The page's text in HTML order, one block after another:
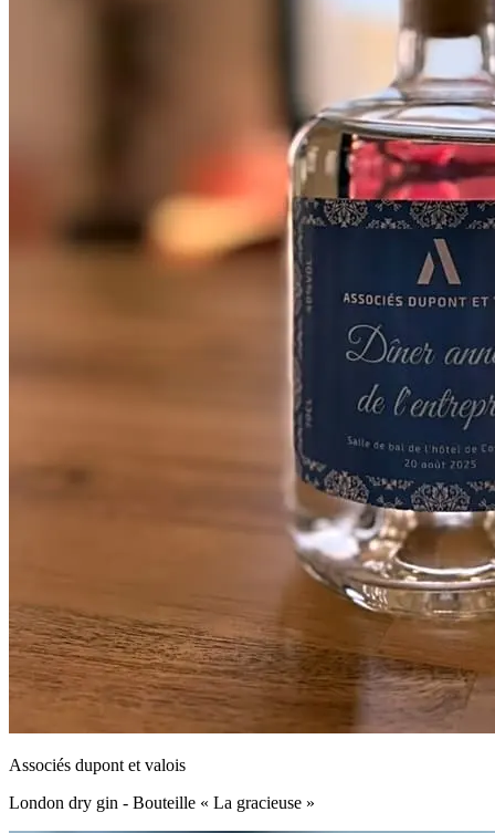
Associés dupont et valois
London dry gin - Bouteille « La gracieuse »